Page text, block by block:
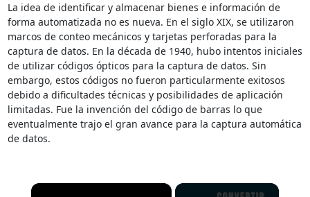
La idea de identificar y almacenar bienes e información de
forma automatizada no es nueva. En el siglo XIX, se utilizaron
marcos de conteo mecánicos y tarjetas perforadas para la
captura de datos. En la década de 1940, hubo intentos iniciales
de utilizar códigos ópticos para la captura de datos. Sin
embargo, estos códigos no fueron particularmente exitosos
debido a dificultades técnicas y posibilidades de aplicación
limitadas. Fue la invención del código de barras lo que
eventualmente trajo el gran avance para la captura automática
de datos.
×